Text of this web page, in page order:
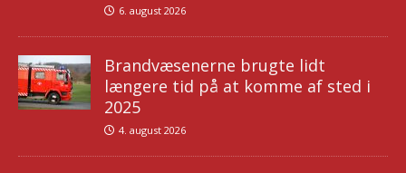
6. august 2026
Brandvæsenerne brugte lidt
længere tid på at komme af sted i
2025
4. august 2026